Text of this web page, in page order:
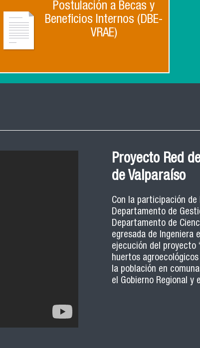
Postulación a Becas y
Beneficios Internos (DBE-
VRAE)
Proyecto Red
de Valparaíso
Con la participación de
Departamento de
Departamento de
egresada de Ingeniera
ejecución del proyecto
huertos
la población en
el Gobierno Regional y